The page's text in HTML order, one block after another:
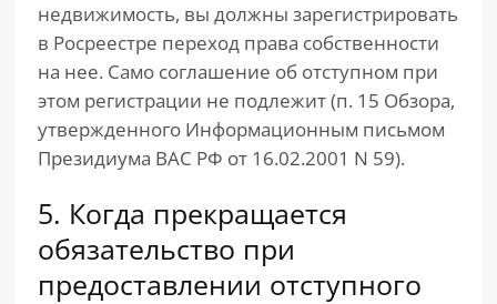
недвижимость, вы должны зарегистрировать
в Росреестре переход права собственности
на нее. Само соглашение об отступном при
этом регистрации не подлежит (п. 15 Обзора,
утвержденного Информационным письмом
Президиума ВАС РФ от 16.02.2001 N 59).
5. Когда прекращается
обязательство при
предоставлении отступного